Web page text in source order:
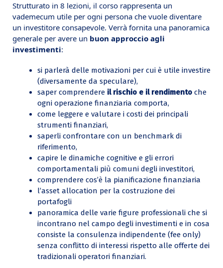
Strutturato in 8 lezioni, il corso rappresenta un
vademecum utile per ogni persona che vuole diventare
un investitore consapevole. Verrà fornita una panoramica
generale per avere un buon approccio agli
investimenti:
si parlerà delle motivazioni per cui è utile investire
(diversamente da speculare),
saper comprendere il rischio e il rendimento che
ogni operazione finanziaria comporta,
come leggere e valutare i costi dei principali
strumenti finanziari,
saperli confrontare con un benchmark di
riferimento,
capire le dinamiche cognitive e gli errori
comportamentali più comuni degli investitori,
comprendere cos’è la pianificazione finanziaria
l’asset allocation per la costruzione dei
portafogli
panoramica delle varie figure professionali che si
incontrano nel campo degli investimenti e in cosa
consiste la consulenza indipendente (fee only)
senza conflitto di interessi rispetto alle offerte dei
tradizionali operatori finanziari.